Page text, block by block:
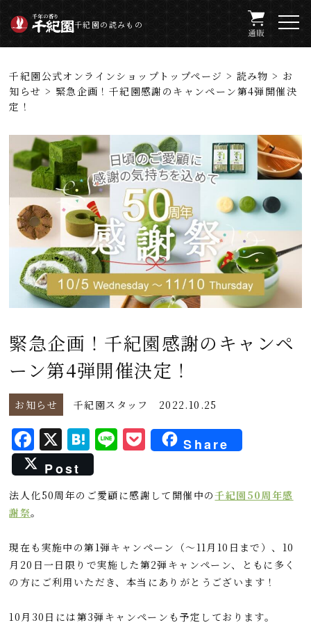
千紀園の読みもの
千紀園公式オンラインショップトップページ > 読み物 > お
知らせ > 緊急企画！千紀園感謝のキャンペーン第4弾開催決
定！
緊急企画！千紀園感謝のキャンペ
ーン第4弾開催決定！
お知らせ 千紀園スタッフ 2022.10.25
F
a
c
e
o
o
k
X H
a
t
e
a
L
i
n
e
P
o
c
k
t
Share
Post
法人化50周年のご愛顧に感謝して開催中の千紀園50周年感
謝祭。
現在も実施中の第1弾キャンペーン（～11月10日まで）、10
月20日一日限りで実施した第2弾キャンペーン、ともに多く
の方にご利用いただき、本当にありがとうございます！
10月30日には第3弾キャンペーンも予定しております。